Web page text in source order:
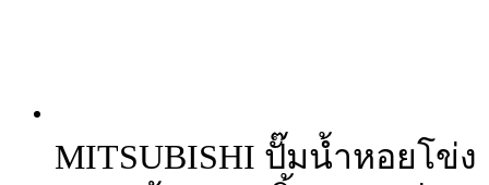
MITSUBISHI ปั๊มน้ำหอยโข่ง